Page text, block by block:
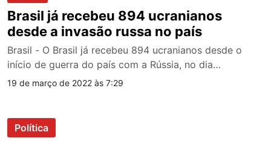
Brasil já recebeu 894 ucranianos
desde a invasão russa no país
Brasil - O Brasil já recebeu 894 ucranianos desde o
início de guerra do país com a Rússia, no dia…
19 de março de 2022 às 7:29
Política